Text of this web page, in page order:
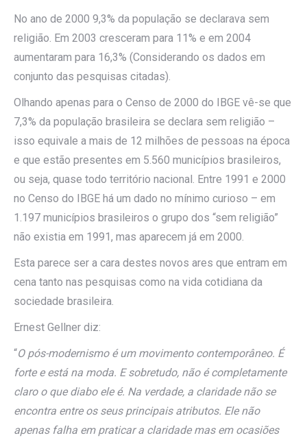
No ano de 2000 9,3% da população se declarava sem
religião. Em 2003 cresceram para 11% e em 2004
aumentaram para 16,3% (Considerando os dados em
conjunto das pesquisas citadas).
Olhando apenas para o Censo de 2000 do IBGE vê-se que
7,3% da população brasileira se declara sem religião –
isso equivale a mais de 12 milhões de pessoas na época
e que estão presentes em 5.560 municípios brasileiros,
ou seja, quase todo território nacional. Entre 1991 e 2000
no Censo do IBGE há um dado no mínimo curioso – em
1.197 municípios brasileiros o grupo dos “sem religião”
não existia em 1991, mas aparecem já em 2000.
Esta parece ser a cara destes novos ares que entram em
cena tanto nas pesquisas como na vida cotidiana da
sociedade brasileira.
Ernest Gellner diz:
“O pós-modernismo é um movimento contemporâneo. É
forte e está na moda. E sobretudo, não é completamente
claro o que diabo ele é. Na verdade, a claridade não se
encontra entre os seus principais atributos. Ele não
apenas falha em praticar a claridade mas em ocasiões